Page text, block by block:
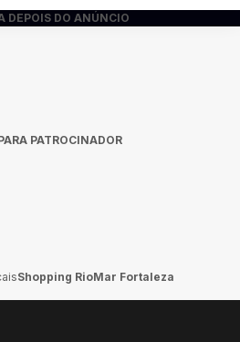
DEPOIS DO ANÚNCIO
PATROCINADOR
Shopping RioMar Fortaleza